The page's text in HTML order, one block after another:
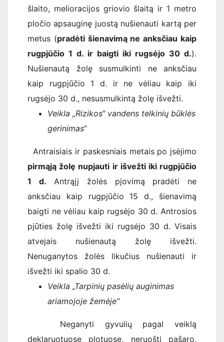
šlaito, melioracijos griovio šlaitą ir 1 metro
pločio apsauginę juostą nušienauti kartą per
metus (pradėti šienavimą ne anksčiau kaip
rugpjūčio 1 d. ir baigti iki rugsėjo 30 d.).
Nušienautą žolę susmulkinti ne anksčiau
kaip rugpjūčio 1 d. ir ne vėliau kaip iki
rugsėjo 30 d., nesusmulkintą žolę išvežti.
Veikla „Rizikos“ vandens telkinių būklės
gerinimas“
Antraisiais ir paskesniais metais po įsėjimo
pirmąją žolę nupjauti ir išvežti iki rugpjūčio
1 d. Antrąjį žolės pjovimą pradėti ne
anksčiau kaip rugpjūčio 15 d., šienavimą
baigti ne vėliau kaip rugsėjo 30 d. Antrosios
pjūties žolę išvežti iki rugsėjo 30 d. Visais
atvejais nušienautą žolę išvežti.
Nenuganytos žolės likučius nušienauti ir
išvežti iki spalio 30 d.
Veikla „Tarpinių pasėlių auginimas
ariamojoje žemėje“
Neganyti gyvulių pagal veiklą
deklaruotuose plotuose, neruošti pašaro,